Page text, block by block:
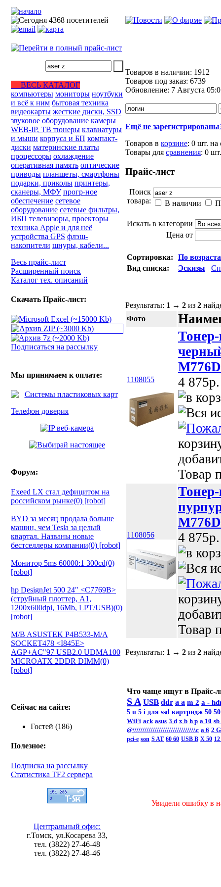
ВЕСЬ КАТАЛОГ
компьютеры мониторы ноутбуки
и всё к ним бытовая техника
видеокарты жесткие диски, SSD
звуковое оборудование камеры
WEB-IP, ТВ тюнеры клавиатуры
и мыши корпуса и БП компакт-
диски материнские платы
процессоры охлаждение
оперативная память оптические
приводы планшеты, смартфоны
подарки, приколы принтеры,
сканеры, МФУ прогр-ное
обеспечение сетевое
оборудование сетевые фильтры,
ИБП телевизоры, проекторы
техника Apple и для неё
устройства GPS флэш-
накопители шнуры, кабели...
Весь прайс-лист
Расширенный поиск
Каталог тех. описаний
Скачать Прайс-лист:
Подписаться на рассылку
Мы принимаем к оплате:
Телефон доверия
Форум:
Exeed LX стал дефицитом на
российском рынке(0) [robot]
BYD за месяц продала больше
машин, чем Tesla за целый
квартал. Названы новые
бестселлеры компании(0) [robot]
Монитор 5ms 60000:1 300cd(0)
[robot]
hp DesignJet 500 24" <C7769B>
(струйный плоттер, A1,
1200х600dpi, 16Mb, LPT/USB)(0)
[robot]
M/B ASUSTEK P4B533-M/A
SOCKET478 <I845E>
AGP+AC"97 USB2.0 UDMA100
MICROATX 2DDR DIMM(0)
[robot]
Сейчас на сайте:
Гостей (186)
Полезное:
Подписка на рассылку
Статистика TF2 сервера
Центральный офис:
г.Томск, ул.Косарева 33,
тел. (3822) 27-46-48
тел. (3822) 27-48-46
Товаров в наличии: 1912
Товаров под заказ: 6739
Обновление: 7 Августа
Ещё не
Товаров в корзине: 0 шт. на
Товары для сравнения: 0 шт.
Прайс-лист
Поиск
товара:
В наличии
Искать в категории
Цена от
Сортировка:
По
Вид списка:
Эскизы
Результаты: 1 → 2 из 2
Фото
1108055
4 875p.
Товар
1108056
4 875p.
Товар
Результаты: 1 → 2 из 2
Что чаще ищут в Прайс-
S A USB ddr a a m 2 a -
5 u 5 i для ssd картридж 50 50
WiFi ack asus 3 d x b h p a 10 sb
@\\\\\\\\\\\\\\\\\\\\\\\\\\\\\\\\c а 6 2
pci-e son S AT 60 60 USB B X 50
Увидели ошибку в